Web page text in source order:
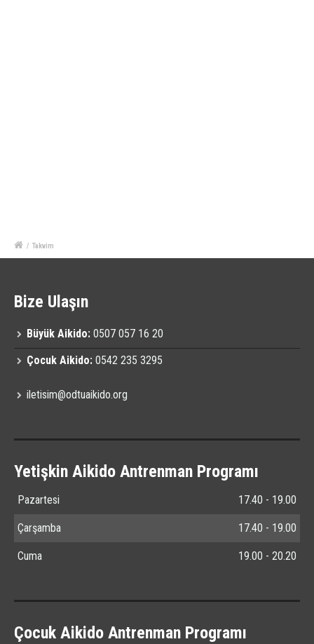
/ Takvim
Bize Ulaşın
Büyük Aikido: 0507 057 16 20
Çocuk Aikido: 0542 235 3295
iletisim@odtuaikido.org
Yetişkin Aikido Antrenman Programı
Pazartesi 17.40 - 19.00
Çarşamba 17.40 - 19.00
Cuma 19.00 - 20.20
Çocuk Aikido Antrenman Programı